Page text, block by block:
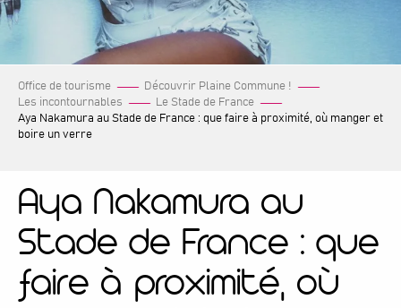
Office de tourisme
Découvrir Plaine Commune !
Les incontournables
Le Stade de France
Aya Nakamura au Stade de France : que faire à proximité, où manger et
boire un verre
Aya Nakamura au
Stade de France : que
faire à proximité, où